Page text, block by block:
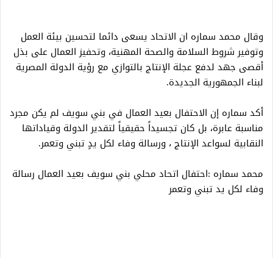
​وقال محمد سماره ان الاتحاد يسعى دائما لتحسين بيئة العمل
وتوفير شروط السلامة والصحة المهنية، وتحفيز العمال على بذل
أقصى جهد لدفع عجلة الإنتاج بالتوازي مع رؤية الدولة المصرية
لبناء الجمهورية الجديدة.
​أكد سماره إن الاحتفال بعيد العمال في بني سويف لم يكن مجرد
مناسبة عابرة، بل كان تجسيداً حقيقياً لتقدير الدولة وقياداتها
النقابية لسواعد الإنتاج ، ورسالة وفاء لكل يدٍ تبني وتعمر.
محمد سماره :احتفال اتحاد محلي بني سويف بعيد العمال رسالة
وفاء لكل يد تبني وتعمر